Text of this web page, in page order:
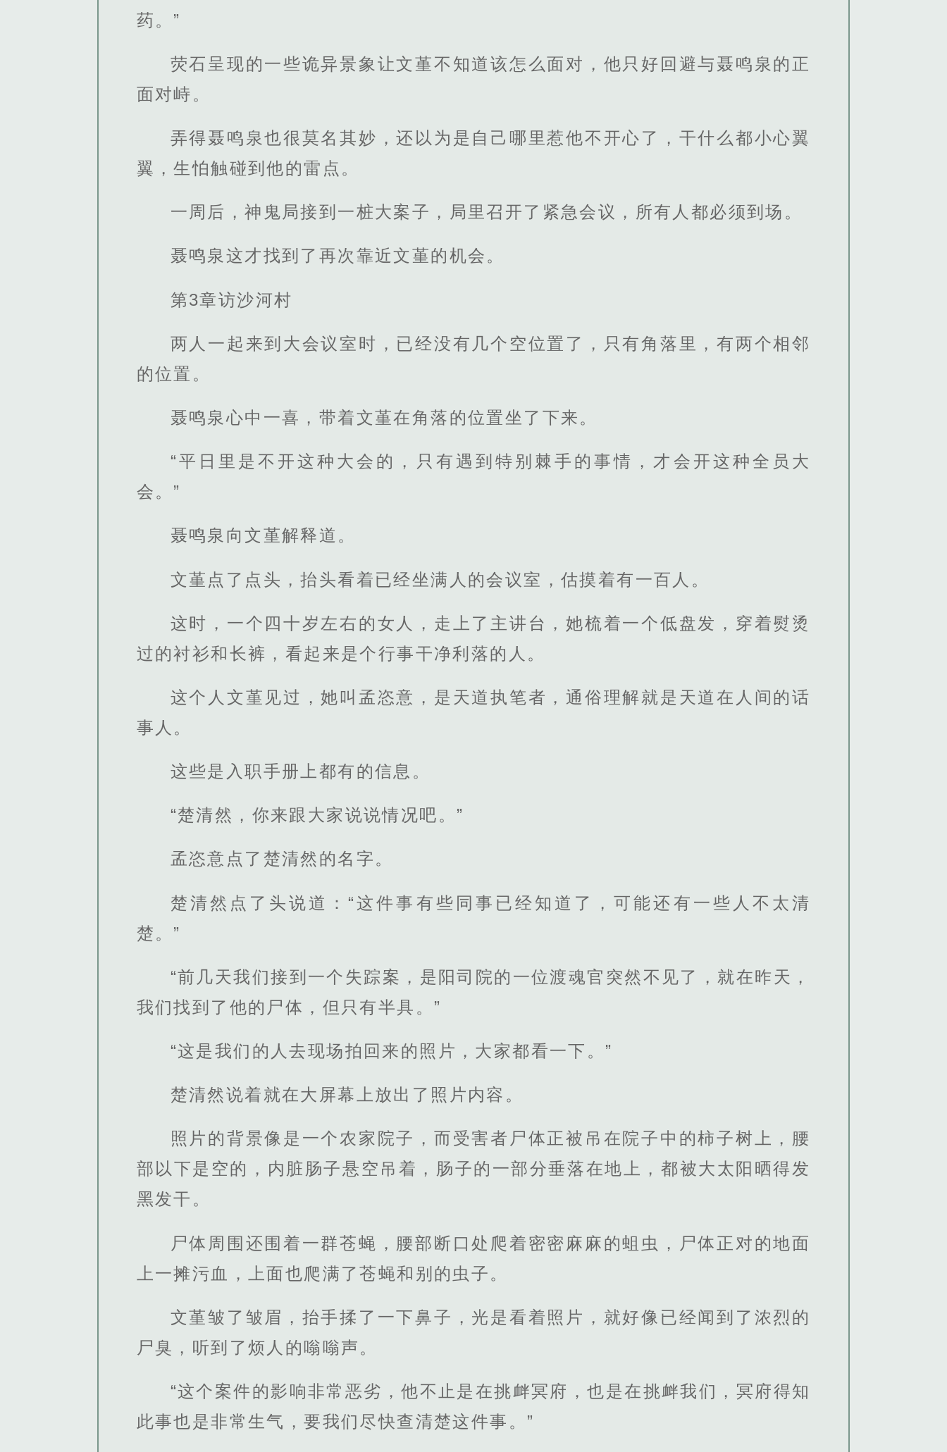
药。”
荧石呈现的一些诡异景象让文堇不知道该怎么面对，他只好回避与聂鸣泉的正
面对峙。
弄得聂鸣泉也很莫名其妙，还以为是自己哪里惹他不开心了，干什么都小心翼
翼，生怕触碰到他的雷点。
一周后，神鬼局接到一桩大案子，局里召开了紧急会议，所有人都必须到场。
聂鸣泉这才找到了再次靠近文堇的机会。
第3章访沙河村
两人一起来到大会议室时，已经没有几个空位置了，只有角落里，有两个相邻
的位置。
聂鸣泉心中一喜，带着文堇在角落的位置坐了下来。
“平日里是不开这种大会的，只有遇到特别棘手的事情，才会开这种全员大
会。”
聂鸣泉向文堇解释道。
文堇点了点头，抬头看着已经坐满人的会议室，估摸着有一百人。
这时，一个四十岁左右的女人，走上了主讲台，她梳着一个低盘发，穿着熨烫
过的衬衫和长裤，看起来是个行事干净利落的人。
这个人文堇见过，她叫孟恣意，是天道执笔者，通俗理解就是天道在人间的话
事人。
这些是入职手册上都有的信息。
“楚清然，你来跟大家说说情况吧。”
孟恣意点了楚清然的名字。
楚清然点了头说道：“这件事有些同事已经知道了，可能还有一些人不太清
楚。”
“前几天我们接到一个失踪案，是阳司院的一位渡魂官突然不见了，就在昨天，
我们找到了他的尸体，但只有半具。”
“这是我们的人去现场拍回来的照片，大家都看一下。”
楚清然说着就在大屏幕上放出了照片内容。
照片的背景像是一个农家院子，而受害者尸体正被吊在院子中的柿子树上，腰
部以下是空的，内脏肠子悬空吊着，肠子的一部分垂落在地上，都被大太阳晒得发
黑发干。
尸体周围还围着一群苍蝇，腰部断口处爬着密密麻麻的蛆虫，尸体正对的地面
上一摊污血，上面也爬满了苍蝇和别的虫子。
文堇皱了皱眉，抬手揉了一下鼻子，光是看着照片，就好像已经闻到了浓烈的
尸臭，听到了烦人的嗡嗡声。
“这个案件的影响非常恶劣，他不止是在挑衅冥府，也是在挑衅我们，冥府得知
此事也是非常生气，要我们尽快查清楚这件事。”